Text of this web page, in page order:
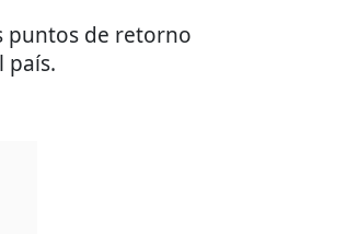
puntos de retorno
país.